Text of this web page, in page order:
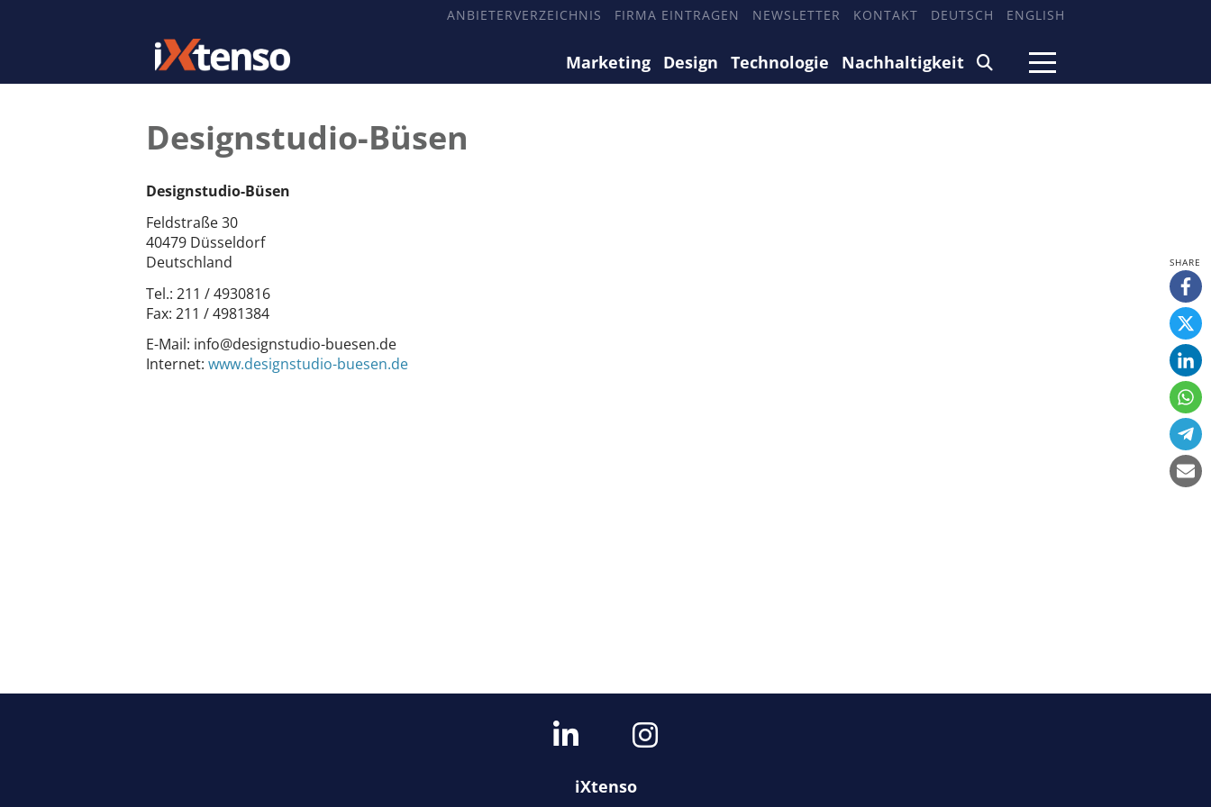
ANBIETERVERZEICHNIS FIRMA EINTRAGEN NEWSLETTER KONTAKT DEUTSCH ENGLISH
Marketing Design Technologie Nachhaltigkeit
Designstudio-Büsen
Designstudio-Büsen
Feldstraße 30
40479 Düsseldorf
Deutschland
Tel.: 211 / 4930816
Fax: 211 / 4981384
E-Mail: info@designstudio-buesen.de
Internet: www.designstudio-buesen.de
iXtenso